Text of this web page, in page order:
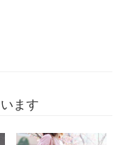
ます